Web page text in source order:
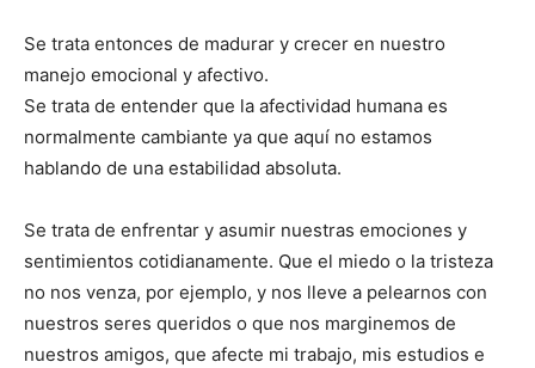
Se trata entonces de madurar y crecer en nuestro
manejo emocional y afectivo.
Se trata de entender que la afectividad humana es
normalmente cambiante ya que aquí no estamos
hablando de una estabilidad absoluta.
Se trata de enfrentar y asumir nuestras emociones y
sentimientos cotidianamente. Que el miedo o la tristeza
no nos venza, por ejemplo, y nos lleve a pelearnos con
nuestros seres queridos o que nos marginemos de
nuestros amigos, que afecte mi trabajo, mis estudios e